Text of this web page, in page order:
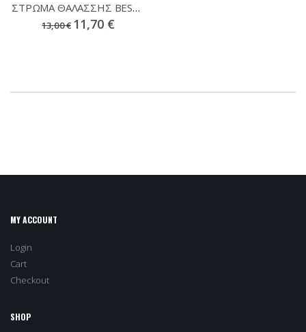
ΣΤΡΩΜΑ ΘΑΛΑΣΣΗΣ BESTWAY 188 Χ 71 CM
13,00 € 11,70 €
MY ACCOUNT
Login
Cart
Checkout
SHOP